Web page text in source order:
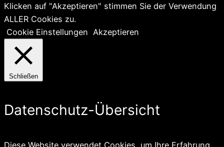
Klicken auf "Akzeptieren" stimmen Sie der Verwendung
ALLER Cookies zu.
Cookie Einstellungen Akzeptieren
Schließen
Datenschutz-Übersicht